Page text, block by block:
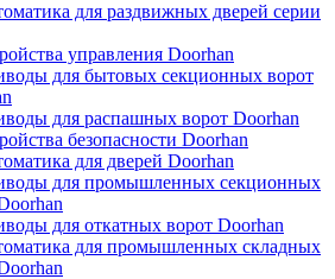
для раздвижных дверей серии
управления Doorhan
для бытовых секционных ворот
для распашных ворот Doorhan
безопасности Doorhan
для дверей Doorhan
для промышленных секционных
для откатных ворот Doorhan
для промышленных складных